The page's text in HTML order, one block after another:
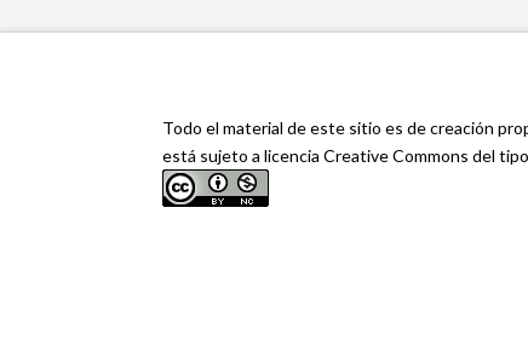
Todo el material de este sitio es de creación
está sujeto a licencia Creative Commons del tipo